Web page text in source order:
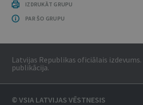
IZDRUKĀT GRUPU
PAR ŠO GRUPU
Latvijas Republikas oficiālais
publikācija.
© VSIA LATVIJAS VĒSTNESIS